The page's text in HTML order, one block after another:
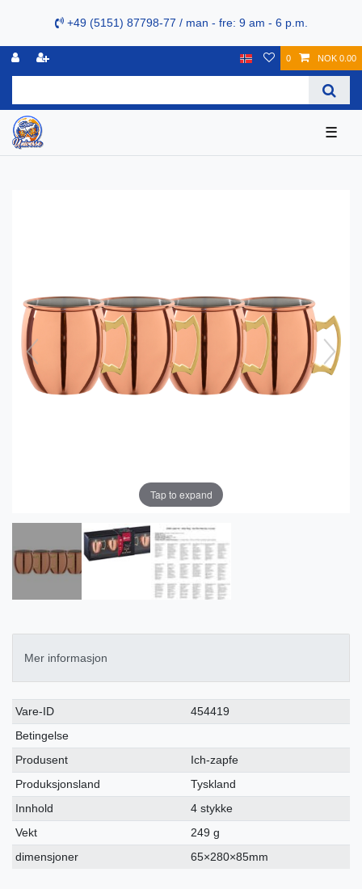
+49 (5151) 87798-77 / man - fre: 9 am - 6 p.m.
0 NOK 0.00
☰
Tap to expand
Mer informasjon
Ceres::Template.singleItemTechnicalDataAttribute
Ceres::Template.singleItemTechnicalDataValue
Vare-ID
454419
Betingelse
Produsent
Ich-zapfe
Produksjonsland
Tyskland
Innhold
4 stykke
Vekt
249 g
dimensjoner
65×280×85mm